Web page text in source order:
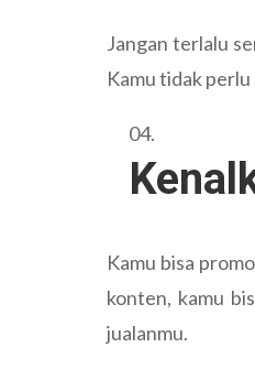
Jangan terlalu
Kamu tidak
Kamu bisa
konten, kamu
jualanmu.